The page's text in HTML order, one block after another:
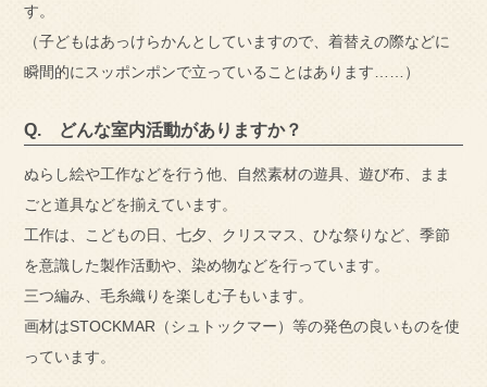
す。
（子どもはあっけらかんとしていますので、着替えの際などに
瞬間的にスッポンポンで立っていることはあります……）
Q. どんな室内活動がありますか？
ぬらし絵や工作などを行う他、自然素材の遊具、遊び布、まま
ごと道具などを揃えています。
工作は、こどもの日、七夕、クリスマス、ひな祭りなど、季節
を意識した製作活動や、染め物などを行っています。
三つ編み、毛糸織りを楽しむ子もいます。
画材はSTOCKMAR（シュトックマー）等の発色の良いものを使
っています。